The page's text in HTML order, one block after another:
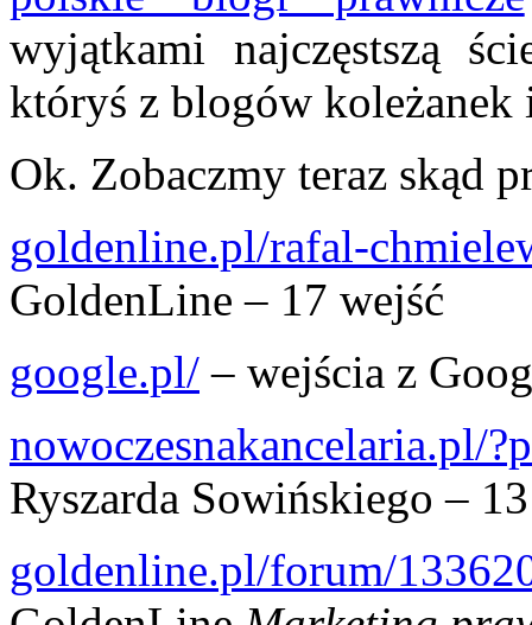
wyjątkami najczęstszą
któryś z blogów koleżanek
Ok. Zobaczmy teraz skąd
goldenline.pl/rafal-
GoldenLine – 17 wejść
google.pl/ – wejścia z
nowoczesnakancelaria.pl/
Ryszarda Sowińskiego –
goldenline.pl/forum/